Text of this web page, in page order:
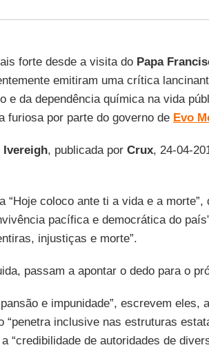
forte desde a visita do Papa
emitiram uma crítica
e da dependência química na vida
furiosa por parte do governo de Evo
Ivereigh, publicada por Crux, 24-04-
“Hoje coloco ante ti a vida e a
pacífica e democrática do
injustiças e morte”.
passam a apontar o dedo para o
e impunidade”, escrevem eles,
“penetra inclusive nas estruturas
“credibilidade de autoridades de